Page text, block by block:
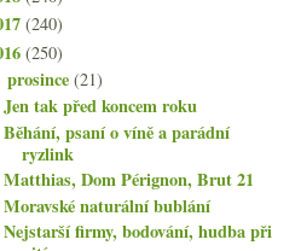
(240)
(250)
prosince(21)
Jen tak před koncem roku
Běhání, psaní o víně a parádní
ryzlink
Matthias, Dom Pérignon, Brut 21
Moravské naturální bublání
Nejstarší firmy, bodování, hudba při